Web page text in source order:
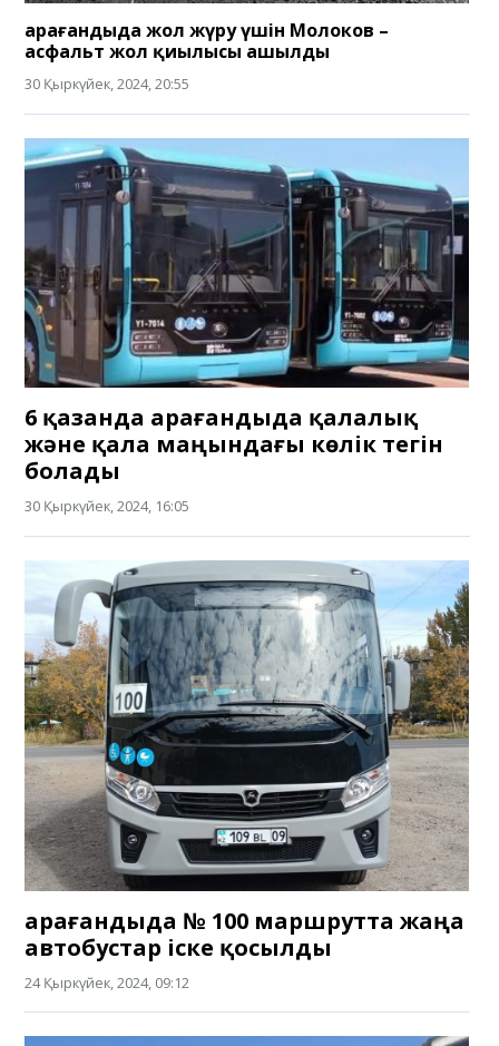
Қарағандыда жол жүру үшін Молоков –
асфальт жол қиылысы ашылды
30 Қыркүйек, 2024, 20:55
6 қазанда Қарағандыда қалалық
және қала маңындағы көлік тегін
болады
30 Қыркүйек, 2024, 16:05
Қарағандыда № 100 маршрутта жаңа
автобустар іске қосылды
24 Қыркүйек, 2024, 09:12